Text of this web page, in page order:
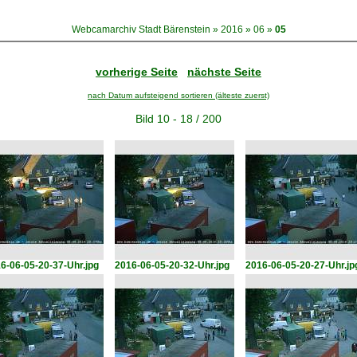
Webcamarchiv Stadt Bärenstein » 2016 » 06 » 05
vorherige Seite nächste Seite
nach Datum aufsteigend sortieren (älteste zuerst)
Bild 10 - 18 / 200
06-05-20-37-Uhr.jpg 2016-06-05-20-32-Uhr.jpg 2016-06-05-20-27-